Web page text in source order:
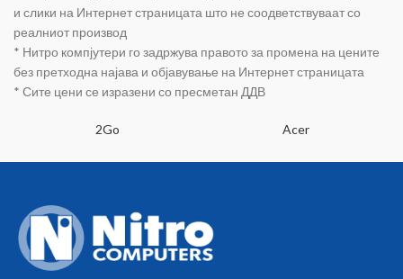
Промотивна
услуга
ажурирање на антивирусни
попуст на лиценца за
антивирусен софтвер. •
Софтверска оптимизација на
уредот. • Средување на
и слики на Интернет страницата што не соодветствуваат со
реалниот производ
* Нитро компјутери го задржува правото за промена на цените
без претходна најава и објавување на Интернет страницата
* Сите цени се изразени со пресметан ДДВ
2Go Acer